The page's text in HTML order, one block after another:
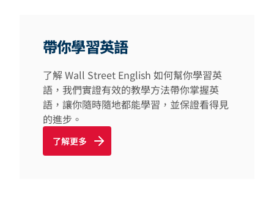
帶你學習英語
了解 Wall Street English 如何幫你學習英
語，我們實證有效的教學方法帶你掌握英
語，讓你隨時隨地都能學習，並保證看得見
的進步。
了解更多